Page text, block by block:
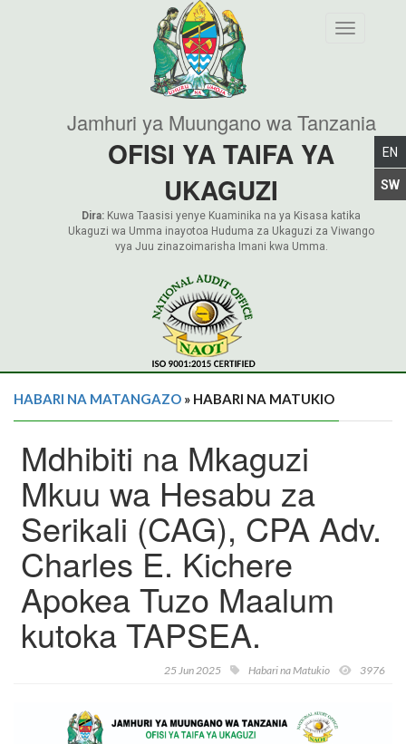
Toggle
Jamhuri ya Muungano wa Tanzania
OFISI YA TAIFA YA
UKAGUZI
Dira: Kuwa Taasisi yenye Kuaminika na ya Kisasa katika
Ukaguzi wa Umma inayotoa Huduma za Ukaguzi za Viwango
vya Juu zinazoimarisha Imani kwa Umma.
HABARI NA MATANGAZO » HABARI NA MATUKIO
Mdhibiti na Mkaguzi
Mkuu wa Hesabu za
Serikali (CAG), CPA Adv.
Charles E. Kichere
Apokea Tuzo Maalum
kutoka TAPSEA.
25 Jun 2025 Habari na Matukio 3976